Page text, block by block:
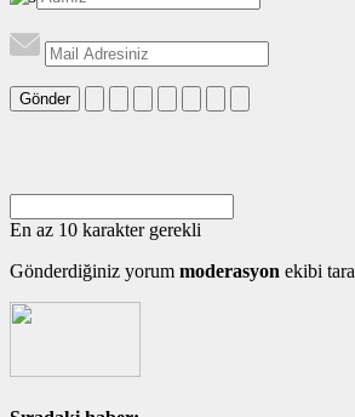
Gönder
En az 10 karakter gerekli
Gönderdiğiniz yorum moderasyon ekibi